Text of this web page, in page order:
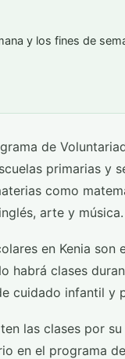
y los fines de
de
primarias y
como
arte y música.
en Kenia
habrá clases
cuidado infantil y
las clases por
en el programa